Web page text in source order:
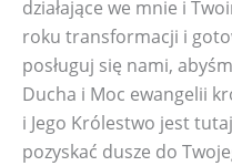
działające we mnie i
roku transformacji i
posługuj się nami,
Ducha i Moc ewangelii
i Jego Królestwo jest
pozyskać dusze do